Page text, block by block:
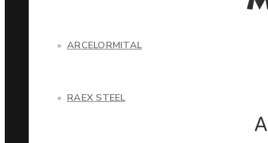
ARCELORMITAL
RAEX STEEL